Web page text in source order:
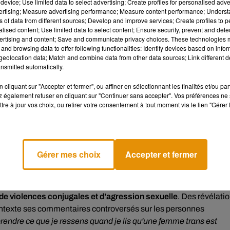
who menstruatehttps://t.co/cVpZxG7gaA
les femmes aux menstruations, alors que de nombreux
des femmes. Inversement, beaucoup de femmes ne
Watson et Daniel Radcliffe, les acteurs d'Harry Potter. "Les
dans un essai publié sur le site Web du projet Trevor, un
pour les personnes LGBT+.
ne pas invalider leur identité et ne pas leur causer
ans s'est emparé de son clavier pour écrire un texte sur son
violences conjugales et d'agression sexuelle. Des
ses commentaires controversés sur les personnes
ce que je ressens quand je lis qu'une femme trans est
Use limited data to select advertising; Create profiles for personalised
Measure advertising performance; Measure content performance;
of data from different sources; Develop and improve services; Create profiles to
content; Use limited data to select content; Ensure security, prevent and
and content; Save and communicate privacy choices. These technologies
browsing data to offer following functionalities: Identify devices based on
data; Match and combine data from other data sources; Link different
automatically.
cliquant sur "Accepter et fermer", ou affiner en sélectionnant les finalités et/ou
également refuser en cliquant sur "Continuer sans accepter". Vos préférences
à jour vos choix, ou retirer votre consentement à tout moment via le lien
Gérer mes choix Accepter et fermer